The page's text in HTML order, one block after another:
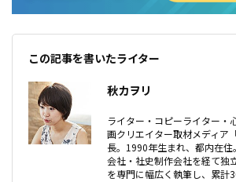
この記事を書いたライター
秋カヲリ
ライター・コピーライター・
画クリエイター取材メディア
長。1990年生まれ、都内在
会社・社史制作会社を経て独
を専門に幅広く執筆し、累計